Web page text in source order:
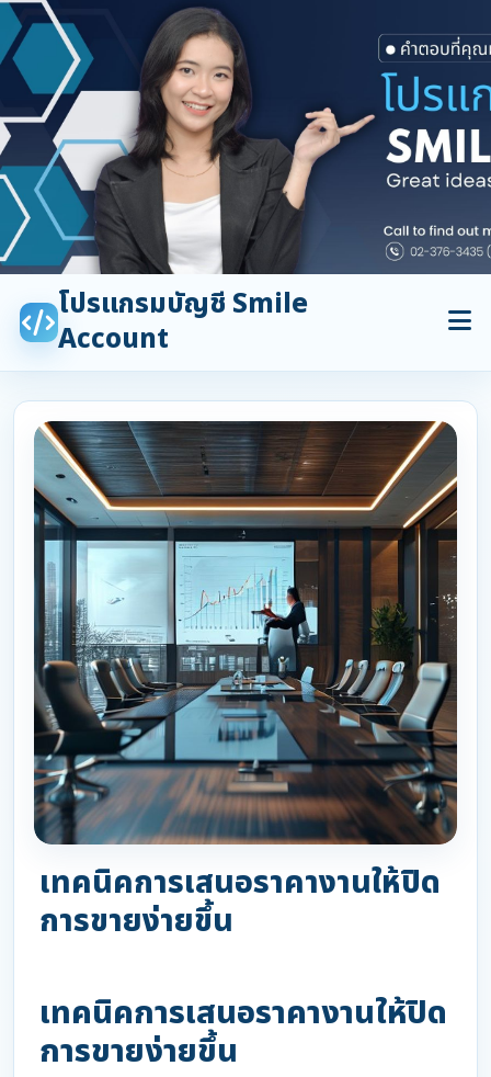
โปรแกรมบัญชี Smile
Account
เทคนิคการเสนอราคางานให้ปิด
การขายง่ายขึ้น
เทคนิคการเสนอราคางานให้ปิด
การขายง่ายขึ้น